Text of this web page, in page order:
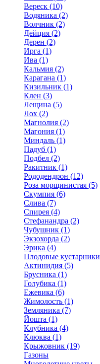
Вереск (10)
Водяника (2)
Волчник (2)
Дейция (2)
Дерен (2)
Ирга (1)
Ива (1)
Кальмия (2)
Карагана (1)
Кизильник (1)
Клен (3)
Лещина (5)
Лох (2)
Магнолия (2)
Магония (1)
Миндаль (1)
Падуб (1)
Подбел (2)
Ракитник (1)
Рододендрон (12)
Роза морщинистая (5)
Скумпия (6)
Слива (7)
Спирея (4)
Стефанандра (2)
Чубушник (1)
Экзохорда (2)
Эрика (4)
Плодовые кустарники
Актинидия (5)
Брусника (1)
Голубика (1)
Ежевика (6)
Жимолость (1)
Земляника (7)
Йошта (1)
Клубника (4)
Клюква (1)
Крыжовник (19)
Газоны